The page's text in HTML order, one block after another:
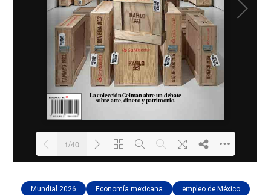
Mundial 2026 Economía mexicana empleo de México